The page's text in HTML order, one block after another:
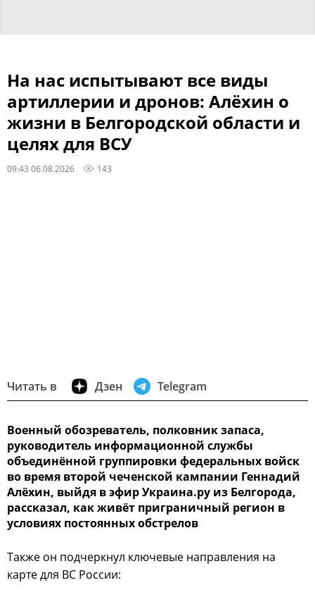
На нас испытывают все виды
артиллерии и дронов: Алёхин о
жизни в Белгородской области и
целях для ВСУ
09:43 06.08.2026 143
Читать в Дзен Telegram
Военный обозреватель, полковник запаса,
руководитель информационной службы
объединённой группировки федеральных войск
во время второй чеченской кампании Геннадий
Алёхин, выйдя в эфир Украина.ру из Белгорода,
рассказал, как живёт приграничный регион в
условиях постоянных обстрелов
Также он подчеркнул ключевые направления на
карте для ВС России: